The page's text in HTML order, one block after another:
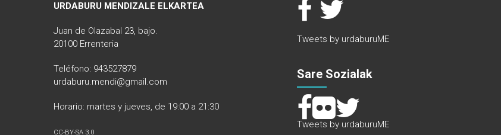
URDABURU MENDIZALE ELKARTEA
Juan de Olazabal 23, bajo.
20100 Errenteria
Teléfono: 943527879
urdaburu.mendi@gmail.com
Horario: martes y jueves, de 19:00 a 21:30
CC-BY-SA 3.0
Tweets by urdaburuME
Sare Sozialak
Tweets by urdaburuME